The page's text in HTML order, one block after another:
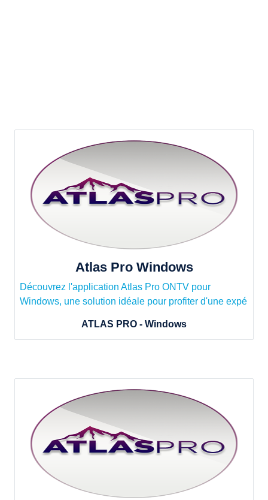
Atlas Pro Windows
Découvrez l'application Atlas Pro ONTV pour
Windows, une solution idéale pour profiter d'une expé
ATLAS PRO - Windows